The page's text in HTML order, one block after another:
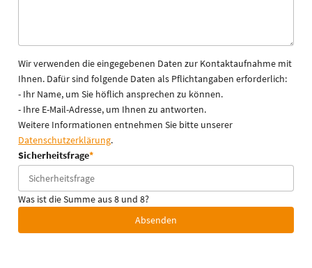
Wir verwenden die eingegebenen Daten zur Kontaktaufnahme mit
Ihnen. Dafür sind folgende Daten als Pflichtangaben erforderlich:
- Ihr Name, um Sie höflich ansprechen zu können.
- Ihre E-Mail-Adresse, um Ihnen zu antworten.
Weitere Informationen entnehmen Sie bitte unserer
Datenschutzerklärung.
Sicherheitsfrage*
Was ist die Summe aus 8 und 8?
Absenden